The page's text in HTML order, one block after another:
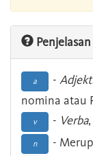
Penjelasan
a -
nomina atau
v - Verba
n -